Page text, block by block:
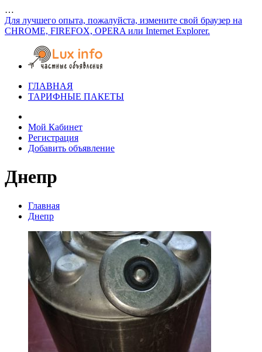
…
Для лучшего опыта, пожалуйста, измените свой браузер на
CHROME, FIREFOX, OPERA или Internet Explorer.
ГЛАВНАЯ
ТАРИФНЫЕ ПАКЕТЫ
Мой Кабинет
Регистрация
Добавить объявление
Днепр
Главная
Днепр